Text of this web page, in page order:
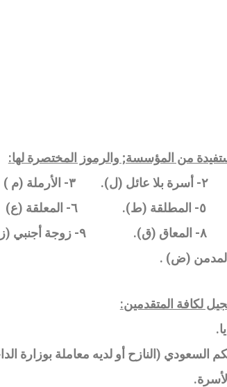
من المؤسسة; والرموز المختصرة لها:
(م )
(ع)
(ز)
(ض) .
لكافة المتقدمين:
.
.